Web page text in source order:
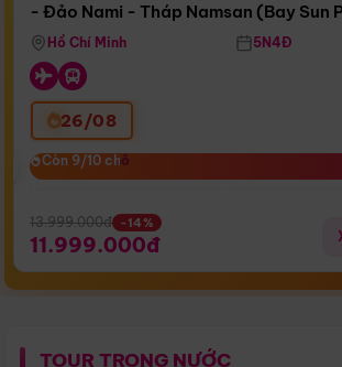
Bay Sun Phuquoc Airways
- Đảo Nami - Tháp Namsan (Bay Sun
Airways)
Hồ Chí Minh 5N4Đ
26/08
Còn 9/10 chỗ
Còn 9/10 chỗ
13.999.000đ -14%
11.999.000đ
TOUR TRONG NƯỚC